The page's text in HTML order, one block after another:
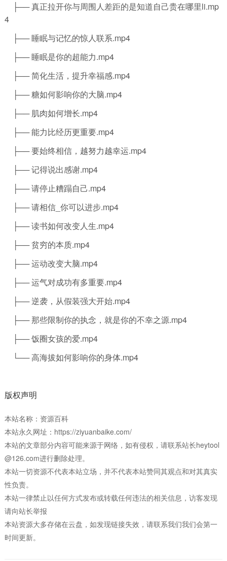
├── 真正拉开你与周围人差距的是知道自己贵在哪里li.mp
4
├── 睡眠与记忆的惊人联系.mp4
├── 睡眠是你的超能力.mp4
├── 简化生活，提升幸福感.mp4
├── 糖如何影响你的大脑.mp4
├── 肌肉如何增长.mp4
├── 能力比经历更重要.mp4
├── 要始终相信，越努力越幸运.mp4
├── 记得说出感谢.mp4
├── 请停止糟蹋自己.mp4
├── 请相信_你可以进步.mp4
├── 读书如何改变人生.mp4
├── 贫穷的本质.mp4
├── 运动改变大脑.mp4
├── 运气对成功有多重要.mp4
├── 逆袭，从假装强大开始.mp4
├── 那些限制你的执念，就是你的不幸之源.mp4
├── 饭圈女孩的爱.mp4
└── 高海拔如何影响你的身体.mp4
版权声明
本站名称：资源百科
本站永久网址：https://ziyuanbaike.com/
本站的文章部分内容可能来源于网络，如有侵权，请联系站长heytool
@126.com进行删除处理。
本站一切资源不代表本站立场，并不代表本站赞同其观点和对其真实
性负责。
本站一律禁止以任何方式发布或转载任何违法的相关信息，访客发现
请向站长举报
本站资源大多存储在云盘，如发现链接失效，请联系我们我们会第一
时间更新。